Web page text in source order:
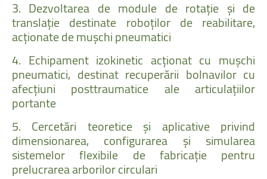
3. Dezvoltarea de module de rotație şi de
translație destinate roboților de reabilitare,
acționatedemuşchipneumatici
4. Echipament izokinetic acționat cu muşchi
pneumatici, destinat recuperării bolnavilor cu
afecțiuni posttraumatice ale articulațiilor
portante
5.
Cercetări teoretice și aplicative privind
dimensionarea, configurarea și simularea
sistemelor flexibile de fabricație pentru
prelucrareaarborilorcirculari